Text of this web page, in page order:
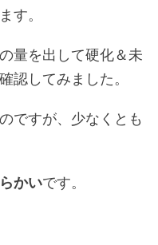
す。
量を出して硬化＆未
認してみました。
ですが、少なくとも
かいです。